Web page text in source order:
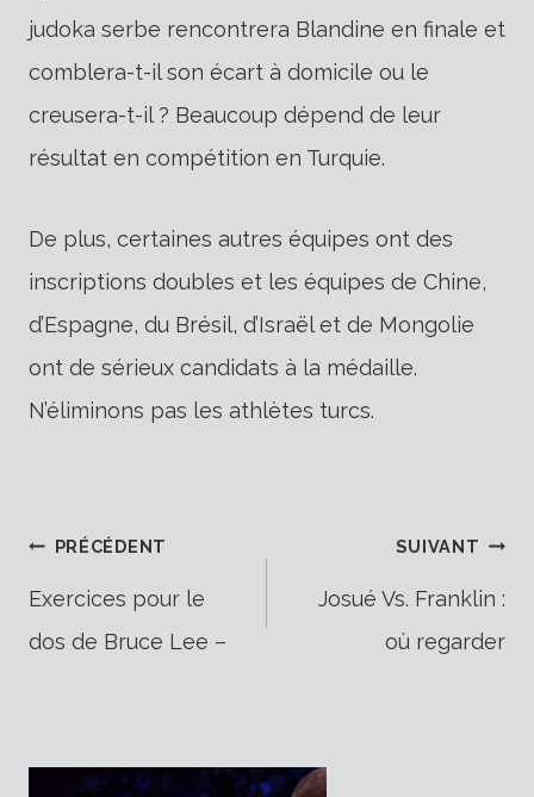
judoka serbe rencontrera Blandine en finale et
comblera-t-il son écart à domicile ou le
creusera-t-il ? Beaucoup dépend de leur
résultat en compétition en Turquie.
De plus, certaines autres équipes ont des
inscriptions doubles et les équipes de Chine,
d’Espagne, du Brésil, d’Israël et de Mongolie
ont de sérieux candidats à la médaille.
N’éliminons pas les athlètes turcs.
Navigation
PRÉCÉDENT
Exercices pour le
dos de Bruce Lee –
SUIVANT
Josué Vs. Franklin :
où regarder